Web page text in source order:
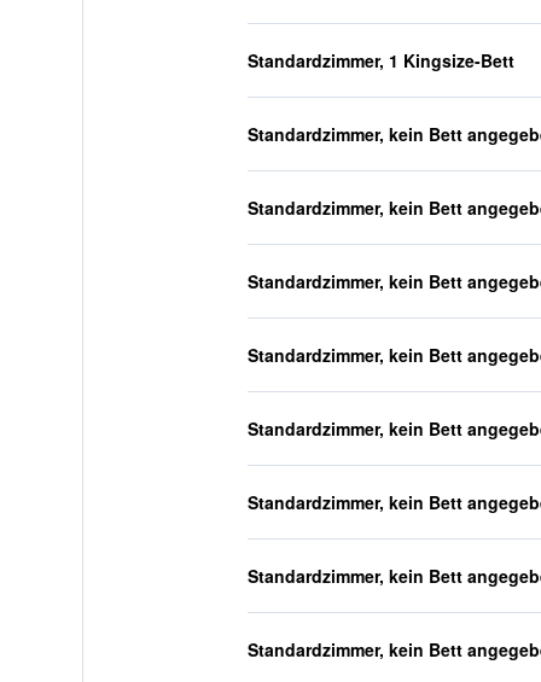
Standardzimmer, 1 Kingsize-Bett
Standardzimmer, kein Bett
Standardzimmer, kein Bett
Standardzimmer, kein Bett
Standardzimmer, kein Bett
Standardzimmer, kein Bett
Standardzimmer, kein Bett
Standardzimmer, kein Bett
Standardzimmer, kein Bett